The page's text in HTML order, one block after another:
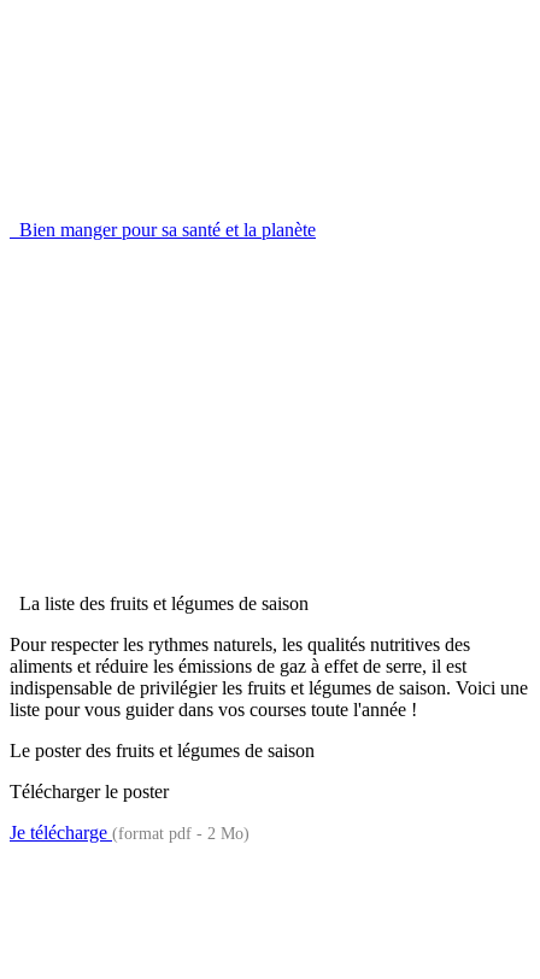
Bien manger pour sa santé et la planète
La liste des fruits et légumes de saison
Pour respecter les rythmes naturels, les qualités nutritives des
aliments et réduire les émissions de gaz à effet de serre, il est
indispensable de privilégier les fruits et légumes de saison. Voici une
liste pour vous guider dans vos courses toute l'année !
Le poster des fruits et légumes de saison
Télécharger le poster
Je télécharge (format pdf - 2 Mo)